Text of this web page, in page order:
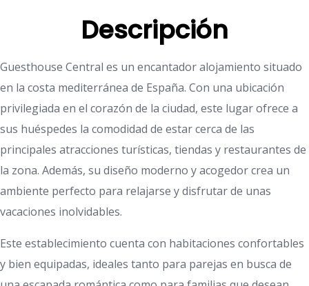
Descripción
Guesthouse Central es un encantador alojamiento situado
en la costa mediterránea de España. Con una ubicación
privilegiada en el corazón de la ciudad, este lugar ofrece a
sus huéspedes la comodidad de estar cerca de las
principales atracciones turísticas, tiendas y restaurantes de
la zona. Además, su diseño moderno y acogedor crea un
ambiente perfecto para relajarse y disfrutar de unas
vacaciones inolvidables.
Este establecimiento cuenta con habitaciones confortables
y bien equipadas, ideales tanto para parejas en busca de